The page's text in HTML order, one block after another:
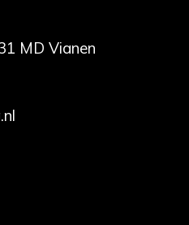
MD Vianen